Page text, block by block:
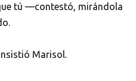
tú —contestó, mirándola
Marisol.